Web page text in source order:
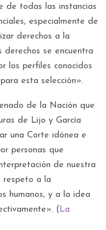
de todas las instancias
especialmente de
derechos a la
derechos se encuentra
los perfiles conocidos
esta selección».
de la Nación que
de Lijo y García
una Corte idónea e
personas que
de nuestra
respeto a la
humanos, y a la idea
( La